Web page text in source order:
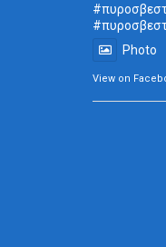
Photo
View on